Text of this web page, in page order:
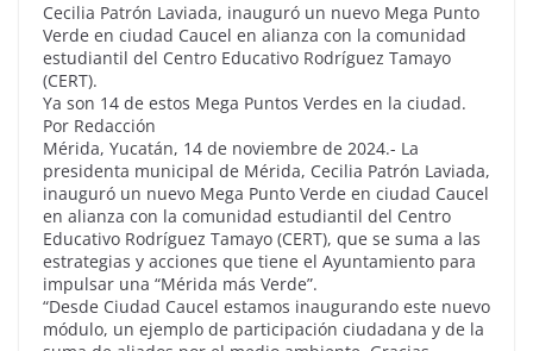
Cecilia Patrón Laviada, inauguró un nuevo Mega Punto
Verde en ciudad Caucel en alianza con la comunidad
estudiantil del Centro Educativo Rodríguez Tamayo
(CERT).
Ya son 14 de estos Mega Puntos Verdes en la ciudad.
Por Redacción
Mérida, Yucatán, 14 de noviembre de 2024.- La
presidenta municipal de Mérida, Cecilia Patrón Laviada,
inauguró un nuevo Mega Punto Verde en ciudad Caucel
en alianza con la comunidad estudiantil del Centro
Educativo Rodríguez Tamayo (CERT), que se suma a las
estrategias y acciones que tiene el Ayuntamiento para
impulsar una “Mérida más Verde”.
“Desde Ciudad Caucel estamos inaugurando este nuevo
módulo, un ejemplo de participación ciudadana y de la